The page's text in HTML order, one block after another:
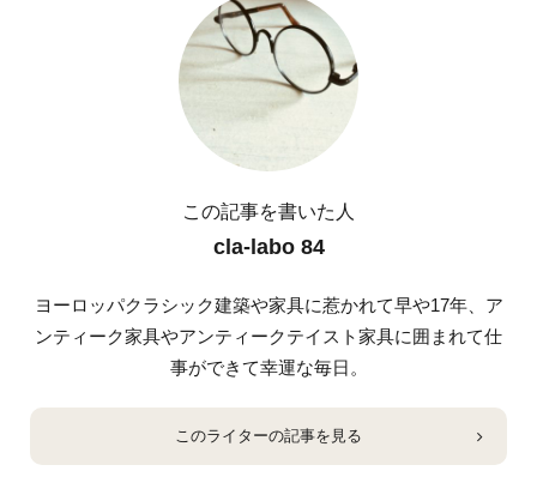
この記事を書いた人
cla-labo 84
このライターの記事を見る
ヨーロッパクラシック建築や家具に惹かれて早や17年、ア
ンティーク家具やアンティークテイスト家具に囲まれて仕
事ができて幸運な毎日。